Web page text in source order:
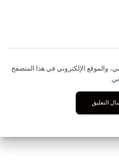
والموقع الإلكتروني في هذا المتصفح